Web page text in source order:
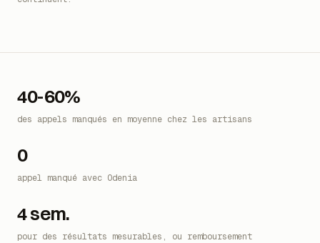
des appels manqués en moyenne chez les artisans
appel manqué avec Odenia